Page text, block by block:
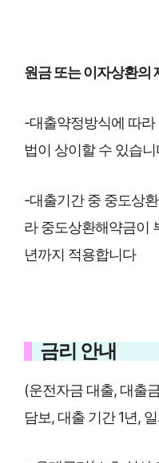
원금 또는 이자상환의
-대출약정방식에 따
법이 상이할 수 있습
-대출기간 중 중도상
라 중도상환해약금이
년까지 적용합니다
금리 안내
(운전자금 대출, 대출
담보, 대출 기간 1년,